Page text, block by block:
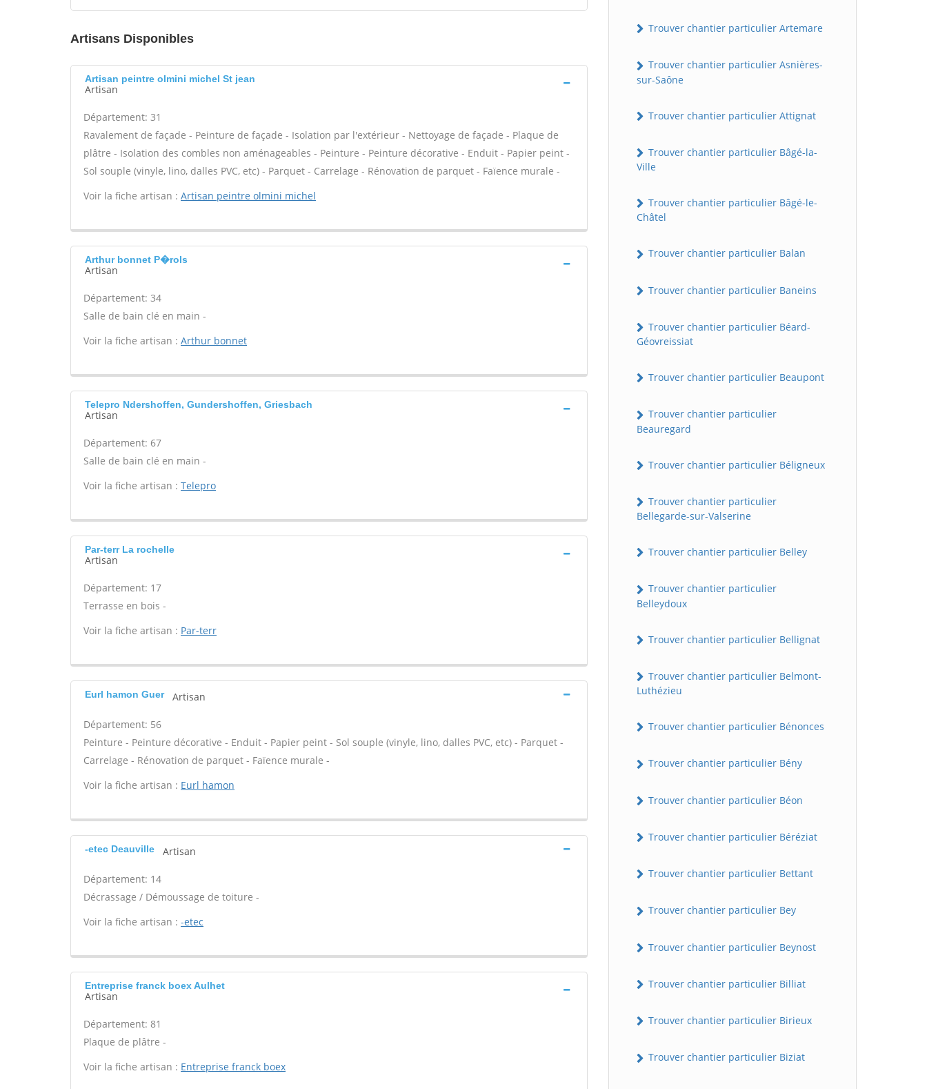
Artisans Disponibles
Artisan peintre olmini michel St jean
Artisan
Département: 31
Ravalement de façade - Peinture de façade - Isolation par l'extérieur - Nettoyage de façade - Plaque de
plâtre - Isolation des combles non aménageables - Peinture - Peinture décorative - Enduit - Papier peint -
Sol souple (vinyle, lino, dalles PVC, etc) - Parquet - Carrelage - Rénovation de parquet - Faïence murale -
Voir la fiche artisan : Artisan peintre olmini michel
Arthur bonnet P�rols
Artisan
Département: 34
Salle de bain clé en main -
Voir la fiche artisan : Arthur bonnet
Telepro Ndershoffen, Gundershoffen, Griesbach
Artisan
Département: 67
Salle de bain clé en main -
Voir la fiche artisan : Telepro
Par-terr La rochelle
Artisan
Département: 17
Terrasse en bois -
Voir la fiche artisan : Par-terr
Eurl hamon Guer Artisan
Département: 56
Peinture - Peinture décorative - Enduit - Papier peint - Sol souple (vinyle, lino, dalles PVC, etc) - Parquet -
Carrelage - Rénovation de parquet - Faïence murale -
Voir la fiche artisan : Eurl hamon
-etec Deauville Artisan
Département: 14
Décrassage / Démoussage de toiture -
Voir la fiche artisan : -etec
Entreprise franck boex Aulhet
Artisan
Département: 81
Plaque de plâtre -
Voir la fiche artisan : Entreprise franck boex
Trouver chantier particulier Artemare
Trouver chantier particulier Asnières-
sur-Saône
Trouver chantier particulier Attignat
Trouver chantier particulier Bâgé-la-
Ville
Trouver chantier particulier Bâgé-le-
Châtel
Trouver chantier particulier Balan
Trouver chantier particulier Baneins
Trouver chantier particulier Béard-
Géovreissiat
Trouver chantier particulier Beaupont
Trouver chantier particulier
Beauregard
Trouver chantier particulier Béligneux
Trouver chantier particulier
Bellegarde-sur-Valserine
Trouver chantier particulier Belley
Trouver chantier particulier
Belleydoux
Trouver chantier particulier Bellignat
Trouver chantier particulier Belmont-
Luthézieu
Trouver chantier particulier Bénonces
Trouver chantier particulier Bény
Trouver chantier particulier Béon
Trouver chantier particulier Béréziat
Trouver chantier particulier Bettant
Trouver chantier particulier Bey
Trouver chantier particulier Beynost
Trouver chantier particulier Billiat
Trouver chantier particulier Birieux
Trouver chantier particulier Biziat